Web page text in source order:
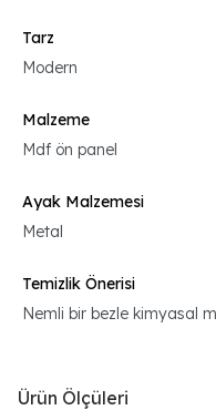
Tarz
Modern
Malzeme
Mdf ön panel
Ayak Malzemesi
Metal
Temizlik Önerisi
Nemli bir bezle kimyasal
Ürün Ölçüleri